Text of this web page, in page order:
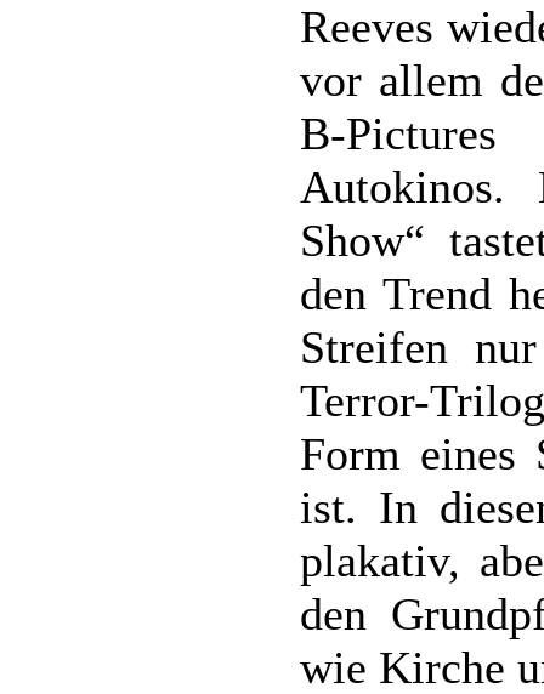
Reeves
vor allem
B-
Show“
den Trend
Streifen
Terror-
Form eines
ist. In
plakativ,
den
wie Kirche